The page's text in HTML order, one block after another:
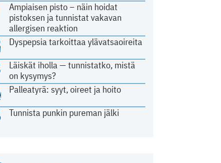
Ampiaisen pisto – näin hoidat
pistoksen ja tunnistat vakavan
allergisen reaktion
Dyspepsia tarkoittaa ylävatsaoireita
Läiskät iholla — tunnistatko, mistä
on kysymys?
Palleatyrä: syyt, oireet ja hoito
Tunnista punkin pureman jälki